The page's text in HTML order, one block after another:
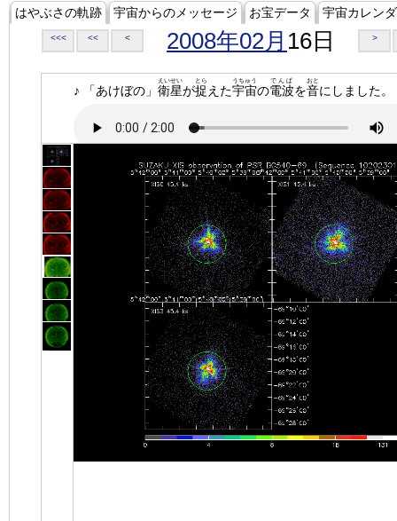
はやぶさの軌跡 宇宙からのメッセージ お宝データ 宇宙カレン
<<< << < 2008年02月 16日 >
♪ 「あけぼの」 衛星
えいせい
が捉
とら
えた宇宙
うちゅう
の電波
でんぱ
を音
おと
にしました。